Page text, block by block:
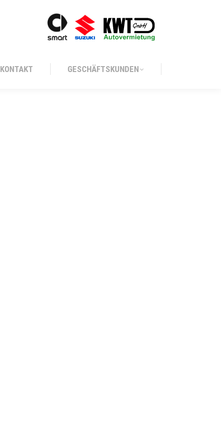
KONTAKT GESCHÄFTSKUNDEN
GESCHÄFTSKUNDEN